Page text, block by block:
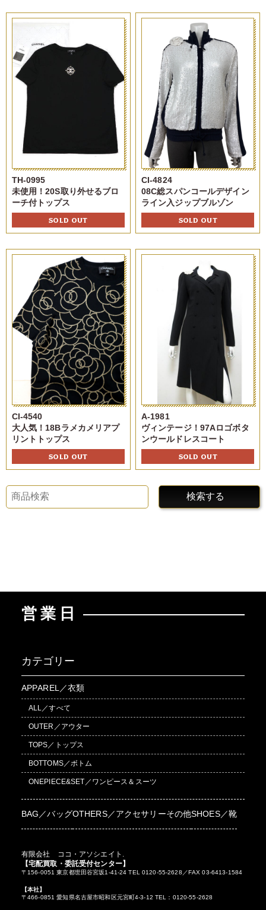
TH-0995
未使用！20S取り外せるブロ
ーチ付トップス
SOLD OUT
CI-4824
08C総スパンコールデザイン
ライン入ジップブルゾン
SOLD OUT
CI-4540
大人気！18Bラメカメリアプ
リントトップス
SOLD OUT
A-1981
ヴィンテージ！97Aロゴボタ
ンウールドレスコート
SOLD OUT
検索する
営業日
カテゴリー
APPAREL／衣類
ALL／すべて
OUTER／アウター
TOPS／トップス
BOTTOMS／ボトム
ONEPIECE&SET／ワンピース＆スーツ
BAG／バッグOTHERS／アクセサリーその他SHOES／靴
有限会社 ココ・アソシエイト.
【宅配買取・委託受付センター】
〒156-0051 東京都世田谷宮坂1-41-24 TEL 0120-55-2628／FAX 03-6413-1584
【本社】
〒466-0851 愛知県名古屋市昭和区元宮町4-3-12 TEL：0120-55-2628